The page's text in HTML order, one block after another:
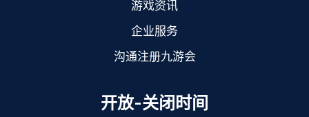
游戏资讯
企业服务
沟通注册九游会
开放-关闭时间